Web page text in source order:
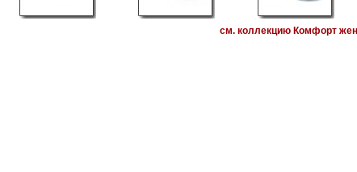
см. коллекцию Комфорт